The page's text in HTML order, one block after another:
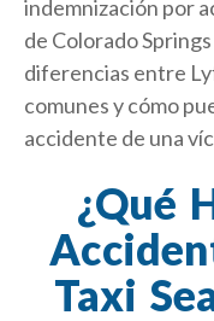
indemnización por
de Colorado
diferencias entre
comunes y cómo
accidente de una
¿Qué
Taxi